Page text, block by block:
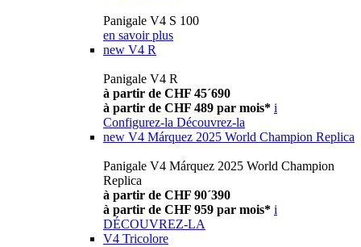
Panigale V4 S 100
en savoir plus
new V4 R
Panigale V4 R
à partir de CHF 45´690
à partir de CHF 489 par mois* i
Configurez-la Découvrez-la
new V4 Márquez 2025 World Champion Replica
Panigale V4 Márquez 2025 World Champion
Replica
à partir de CHF 90´390
à partir de CHF 959 par mois* i
DÉCOUVREZ-LA
V4 Tricolore